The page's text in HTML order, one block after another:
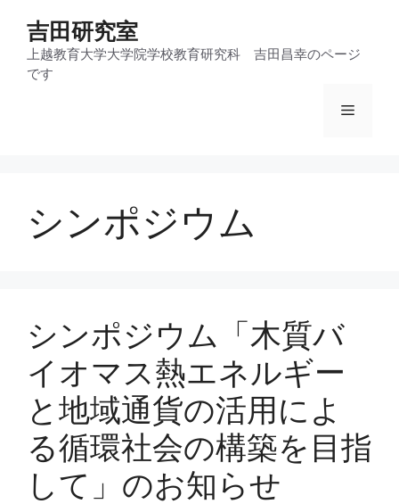
吉田研究室
上越教育大学大学院学校教育研究科 吉田昌幸のページ
です
メ
シンポジウム
シンポジウム「木質バ
イオマス熱エネルギー
と地域通貨の活用によ
る循環社会の構築を目指
して」のお知らせ